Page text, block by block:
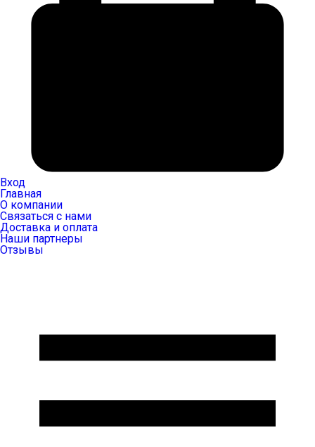
Вход
Главная
О компании
Связаться с нами
Доставка и оплата
Наши партнеры
Отзывы